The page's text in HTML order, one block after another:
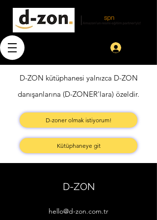
D-ZON kütüphanesi yalnızca D-ZON
danışanlarına (D-ZONER'lara) özeldir.
D-zoner olmak istiyorum!
Kütüphaneye git
D-ZON
hello@d-zon.com.tr